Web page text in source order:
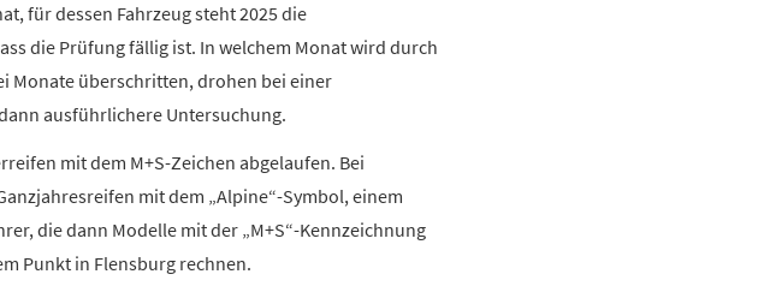
für dessen Fahrzeug steht 2025 die
die Prüfung fällig ist. In welchem Monat wird durch
Monate überschritten, drohen bei einer
ausführlichere Untersuchung.
mit dem M+S-Zeichen abgelaufen. Bei
mit dem „Alpine“-Symbol, einem
die dann Modelle mit der „M+S“-Kennzeichnung
Punkt in Flensburg rechnen.